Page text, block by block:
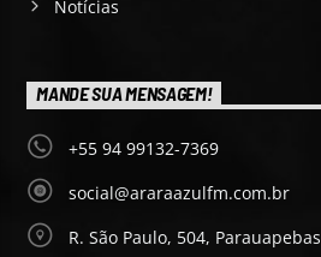
Notícias
MANDE SUA MENSAGEM!
+55 94 99132-7369
social@araraazulfm.com.br
R. São Paulo, 504, Parauapebas